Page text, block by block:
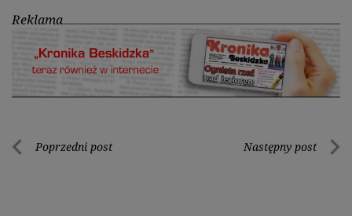
Reklama
Nawigacja
Poprzedni post Następny post